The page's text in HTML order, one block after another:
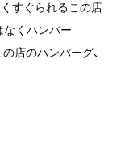
くすぐられるこの店
なくハンバー
店のハンバーグ、